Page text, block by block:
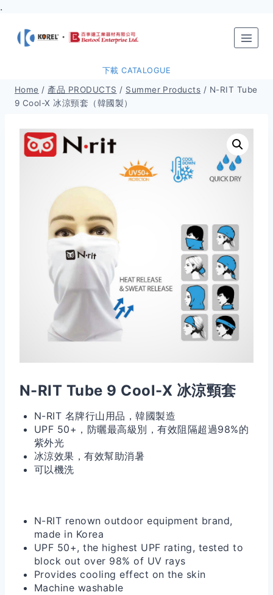
.
content
下載 CATALOGUE
Home / 產品 PRODUCTS / Summer Products / N-RIT Tube
9 Cool-X 冰涼頸套（韓國製）
N-RIT Tube 9 Cool-X 冰涼頸套
N-RIT 名牌行山用品，韓國製造
UPF 50+，防曬最高級別，有效阻隔超過98%的
紫外光
冰涼效果，有效幫助消暑
可以機洗
N-RIT renown outdoor equipment brand,
made in Korea
UPF 50+, the highest UPF rating, tested to
block out over 98% of UV rays
Provides cooling effect on the skin
Machine washable